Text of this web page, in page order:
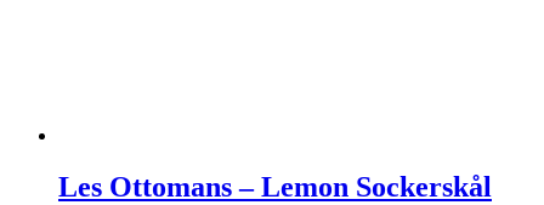
Les Ottomans – Lemon Sockerskål